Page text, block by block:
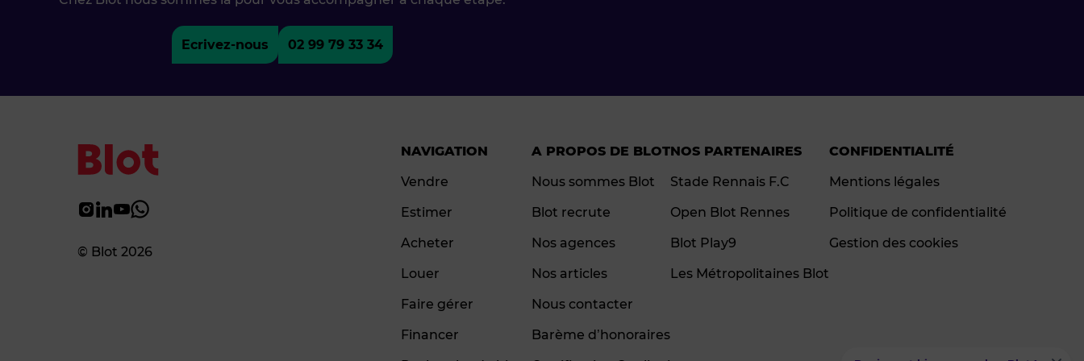
Ecrivez-nous 02 99 79 33 34
© Blot 2026
NAVIGATION
Vendre
Estimer
Acheter
Louer
Faire gérer
Financer
A PROPOS DE BLOT
Nous sommes Blot
Blot recrute
Nos agences
Nos articles
Nous contacter
Barème d’honoraires
NOS PARTENAIRES
Stade Rennais F.C
Open Blot Rennes
Blot Play9
Les Métropolitaines Blot
CONFIDENTIALITÉ
Mentions légales
Politique de confidentialité
Gestion des cookies